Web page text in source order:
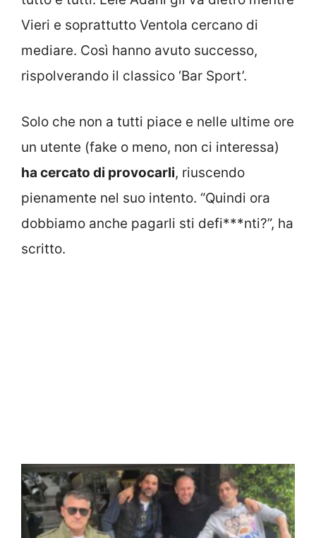
Vieri e soprattutto Ventola cercano di
mediare. Così hanno avuto successo,
rispolverando il classico ‘Bar Sport’.
Solo che non a tutti piace e nelle ultime ore
un utente (fake o meno, non ci interessa)
ha cercato di provocarli, riuscendo
pienamente nel suo intento. “Quindi ora
dobbiamo anche pagarli sti defi***nti?”, ha
scritto.